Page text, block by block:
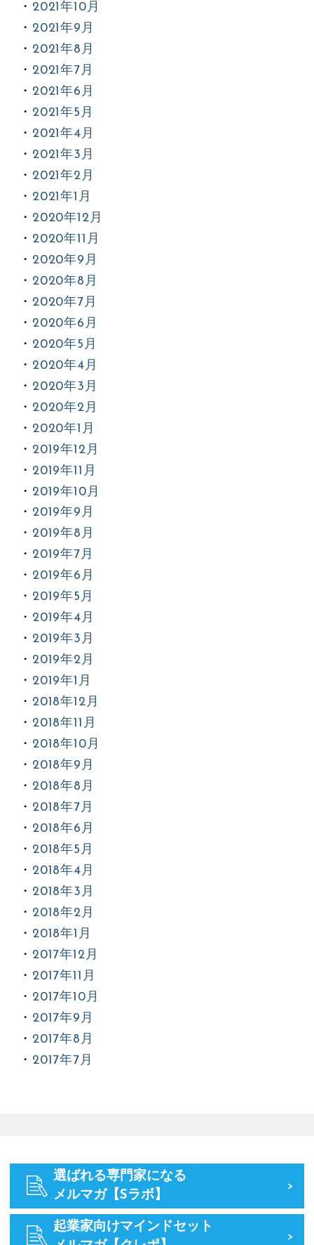
2021年10月
2021年9月
2021年8月
2021年7月
2021年6月
2021年5月
2021年4月
2021年3月
2021年2月
2021年1月
2020年12月
2020年11月
2020年9月
2020年8月
2020年7月
2020年6月
2020年5月
2020年4月
2020年3月
2020年2月
2020年1月
2019年12月
2019年11月
2019年10月
2019年9月
2019年8月
2019年7月
2019年6月
2019年5月
2019年4月
2019年3月
2019年2月
2019年1月
2018年12月
2018年11月
2018年10月
2018年9月
2018年8月
2018年7月
2018年6月
2018年5月
2018年4月
2018年3月
2018年2月
2018年1月
2017年12月
2017年11月
2017年10月
2017年9月
2017年8月
2017年7月
選ばれる専門家になる
メルマガ【Sラボ】
起業家向けマインドセット